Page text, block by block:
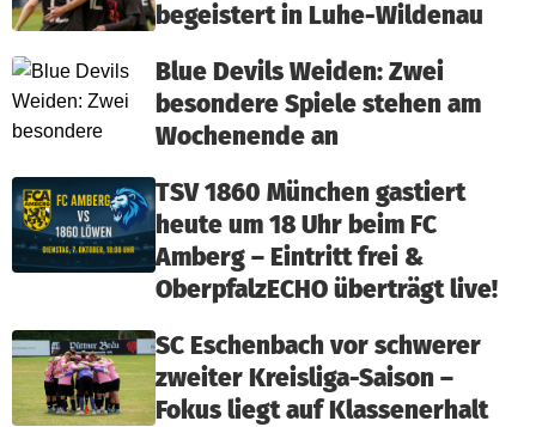
begeistert in Luhe-Wildenau
Blue Devils Weiden: Zwei
besondere Spiele stehen am
Wochenende an
TSV 1860 München gastiert
heute um 18 Uhr beim FC
Amberg – Eintritt frei &
OberpfalzECHO überträgt live!
SC Eschenbach vor schwerer
zweiter Kreisliga-Saison –
Fokus liegt auf Klassenerhalt